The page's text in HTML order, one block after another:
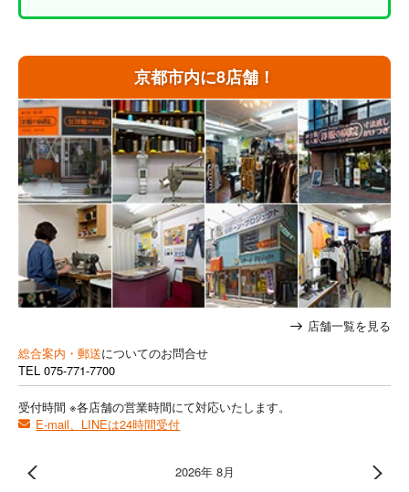
京都市内に8店舗！
店舗一覧を見る
総合案内・郵送についてのお問合せ
TEL 075-771-7700
受付時間 ※各店舗の営業時間にて対応いたします。
E-mail、LINEは24時間受付
2026年 8月